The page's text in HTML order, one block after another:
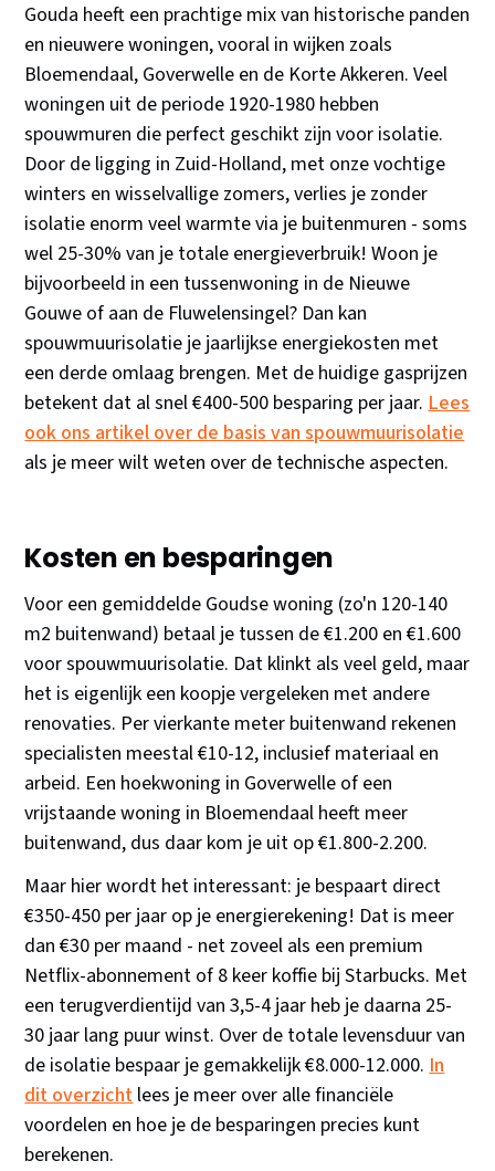
Gouda heeft een prachtige mix van historische panden
en nieuwere woningen, vooral in wijken zoals
Bloemendaal, Goverwelle en de Korte Akkeren. Veel
woningen uit de periode 1920-1980 hebben
spouwmuren die perfect geschikt zijn voor isolatie.
Door de ligging in Zuid-Holland, met onze vochtige
winters en wisselvallige zomers, verlies je zonder
isolatie enorm veel warmte via je buitenmuren - soms
wel 25-30% van je totale energieverbruik! Woon je
bijvoorbeeld in een tussenwoning in de Nieuwe
Gouwe of aan de Fluwelensingel? Dan kan
spouwmuurisolatie je jaarlijkse energiekosten met
een derde omlaag brengen. Met de huidige gasprijzen
betekent dat al snel €400-500 besparing per jaar.Lees
ook ons artikel over de basis van spouwmuurisolatie
als je meer wilt weten over de technische aspecten.
Kosten en besparingen
Voor een gemiddelde Goudse woning (zo'n 120-140
m2 buitenwand) betaal je tussen de €1.200 en €1.600
voor spouwmuurisolatie. Dat klinkt als veel geld, maar
het is eigenlijk een koopje vergeleken met andere
renovaties. Per vierkante meter buitenwand rekenen
specialisten meestal €10-12, inclusief materiaal en
arbeid. Een hoekwoning in Goverwelle of een
vrijstaande woning in Bloemendaal heeft meer
buitenwand, dus daar kom je uit op €1.800-2.200.
Maar hier wordt het interessant: je bespaart direct
€350-450 per jaar op je energierekening! Dat is meer
dan €30 per maand - net zoveel als een premium
Netflix-abonnement of 8 keer koffie bij Starbucks. Met
een terugverdientijd van 3,5-4 jaar heb je daarna 25-
30 jaar lang puur winst. Over de totale levensduur van
de isolatie bespaar je gemakkelijk €8.000-12.000.In
dit overzichtlees je meer over alle financiële
voordelen en hoe je de besparingen precies kunt
berekenen.